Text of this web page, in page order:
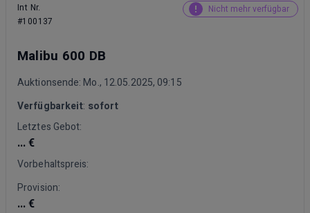
Int Nr.
#100137
Nicht mehr verfügbar
Malibu 600 DB
Auktionsende: Mo., 12.05.2025, 09:15
Verfügbarkeit: sofort
Letztes Gebot:
... €
Vorbehaltspreis:
Provision:
... €